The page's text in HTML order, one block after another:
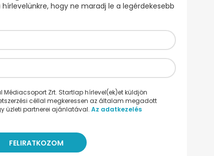
hírlevelünkre, hogy ne maradj le a legérdekesebb
Médiacsoport Zrt. Startlap hírlevel(ek)et küldjön
céllal megkeressen az általam megadott
üzleti partnerei ajánlatával. Az adatkezelés